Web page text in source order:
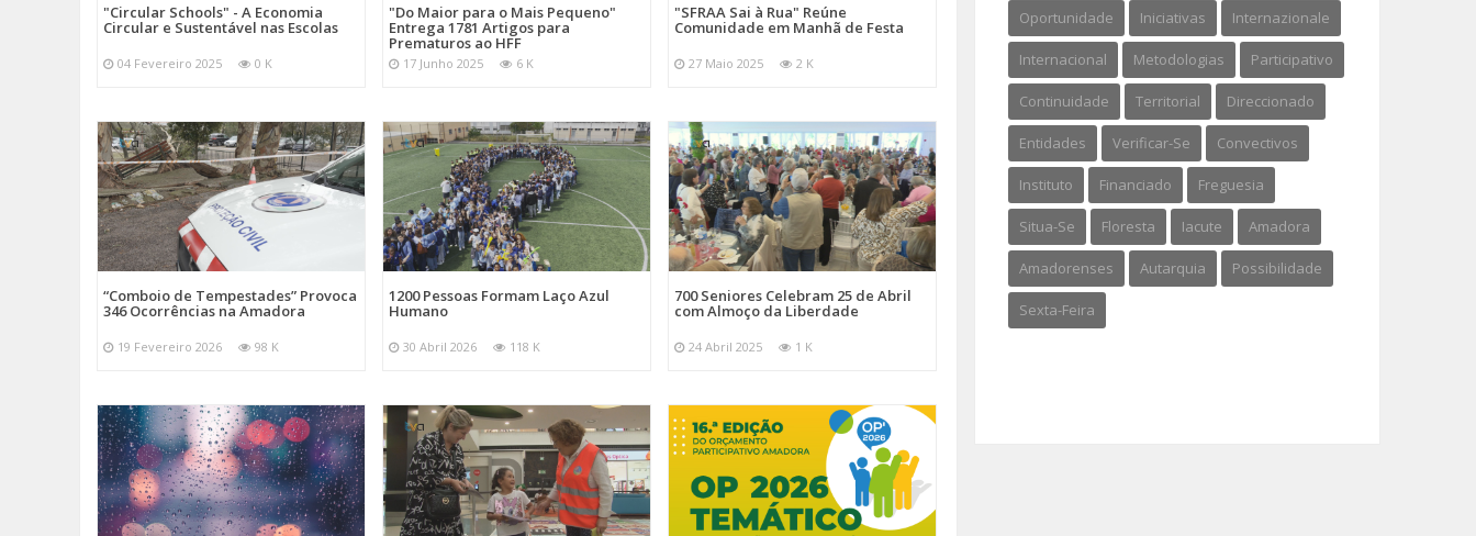
"Circular Schools" - A Economia
Circular e Sustentável nas Escolas
04 Fevereiro 2025 0 K
"Do Maior para o Mais Pequeno"
Entrega 1781 Artigos para
Prematuros ao HFF
17 Junho 2025 6 K
"SFRAA Sai à Rua" Reúne
Comunidade em Manhã de Festa
27 Maio 2025 2 K
“Comboio de Tempestades” Provoca
346 Ocorrências na Amadora
19 Fevereiro 2026 98 K
1200 Pessoas Formam Laço Azul
Humano
30 Abril 2026 118 K
700 Seniores Celebram 25 de Abril
com Almoço da Liberdade
24 Abril 2025 1 K
Oportunidade Iniciativas Internazionale
Internacional Metodologias Participativo
Continuidade Territorial Direccionado
Entidades Verificar-Se Convectivos
Instituto Financiado Freguesia
Situa-Se Floresta Iacute Amadora
Amadorenses Autarquia Possibilidade
Sexta-Feira